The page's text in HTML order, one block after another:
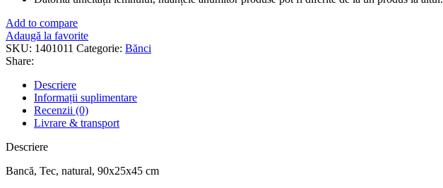
Add to compare
Adaugă la favorite
SKU: 1401011 Categorie: Bănci
Share:
Descriere
Informații suplimentare
Recenzii (0)
Livrare & transport
Descriere
Bancă, Tec, natural, 90x25x45 cm